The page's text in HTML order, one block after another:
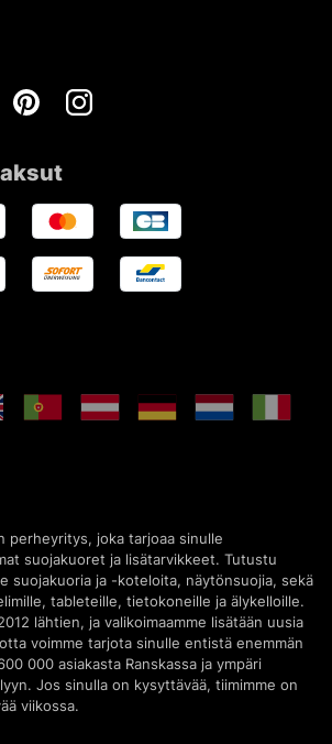
PinterestInstagram
perheyritys, joka tarjoaa sinulle
suojakuoret ja lisätarvikkeet. Tutustu
suojakuoria ja -koteloita, näytönsuojia, sekä
tableteille, tietokoneille ja älykelloille.
lähtien, ja valikoimaamme lisätään uusia
voimme tarjota sinulle entistä enemmän
000 asiakasta Ranskassa ja ympäri
Jos sinulla on kysyttävää, tiimimme on
viikossa.